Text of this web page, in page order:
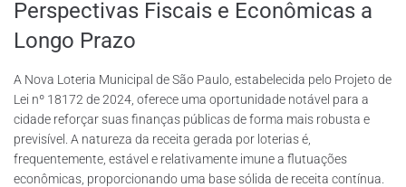
Perspectivas Fiscais e Econômicas a
Longo Prazo
A Nova Loteria Municipal de São Paulo, estabelecida pelo Projeto de
Lei nº 18172 de 2024, oferece uma oportunidade notável para a
cidade reforçar suas finanças públicas de forma mais robusta e
previsível. A natureza da receita gerada por loterias é,
frequentemente, estável e relativamente imune a flutuações
econômicas, proporcionando uma base sólida de receita contínua.